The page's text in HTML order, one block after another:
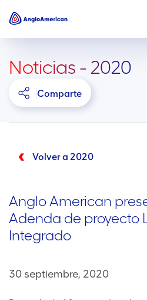
Noticias - 2020
Comparte
Volver a 2020
Anglo American
Adenda de proyecto
Integrado
30 septiembre, 2020